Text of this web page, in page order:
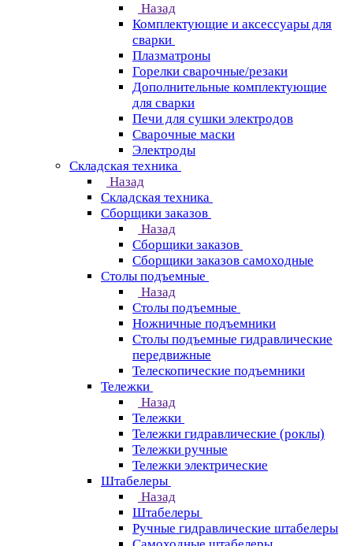
Назад
Комплектующие и аксессуары для
сварки
Плазматроны
Горелки сварочные/резаки
Дополнительные комплектующие
для сварки
Печи для сушки электродов
Сварочные маски
Электроды
Складская техника
Назад
Складская техника
Сборщики заказов
Назад
Сборщики заказов
Сборщики заказов самоходные
Столы подъемные
Назад
Столы подъемные
Ножничные подъемники
Столы подъемные гидравлические
передвижные
Телескопические подъемники
Тележки
Назад
Тележки
Тележки гидравлические (роклы)
Тележки ручные
Тележки электрические
Штабелеры
Назад
Штабелеры
Ручные гидравлические штабелеры